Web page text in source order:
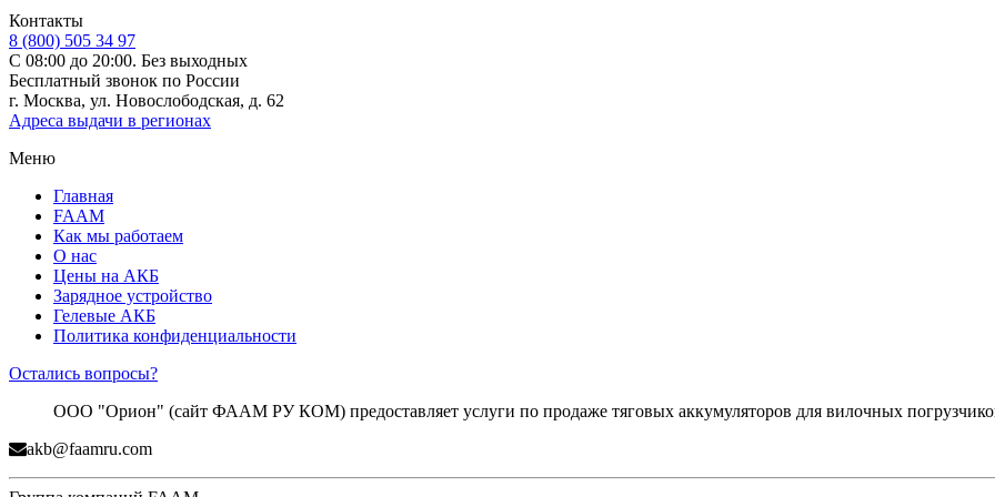
Контакты
8 (800) 505 34 97
С 08:00 до 20:00. Без выходных
Бесплатный звонок по России
г. Москва, ул. Новослободская, д. 62
Адреса выдачи в регионах
Меню
Главная
FAAM
Как мы работаем
О нас
Цены на АКБ
Зарядное устройство
Гелевые АКБ
Политика конфиденциальности
Остались вопросы?
ООО "Орион" (сайт ФААМ РУ КОМ) предоставляет услуги по продаже тяговых аккумуляторов для вилочных
akb@faamru.com